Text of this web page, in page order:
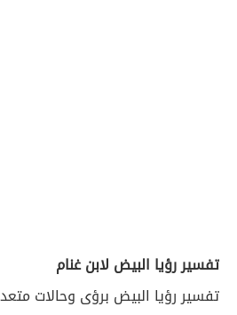
تفسير رؤيا البيض لابن غنام
تفسير رؤيا البيض برؤى وحالات